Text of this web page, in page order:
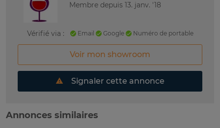
Membre depuis 13. janv. '18
Vérifié via : Email Google Numéro de portable
Voir mon showroom
Signaler cette annonce
Annonces similaires